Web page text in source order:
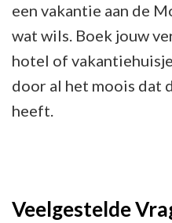
een vakantie aan de
wat wils. Boek jouw
hotel of
door al het moois dat
heeft.
Veelgestelde